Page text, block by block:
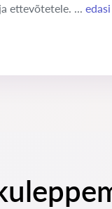
ettevõtetele. ... edasi